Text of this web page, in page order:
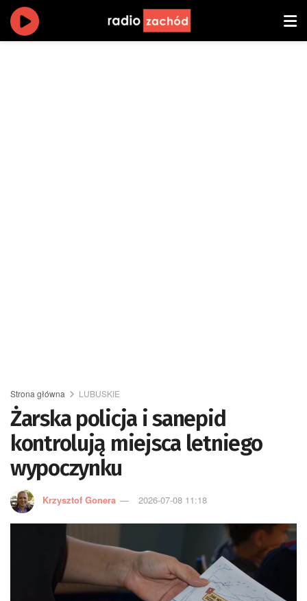
Strona główna LUBUSKIE
Żarska policja i sanepid
kontrolują miejsca letniego
wypoczynku
Krzysztof Gonera 2026-07-08 11:18